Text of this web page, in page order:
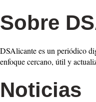
Sobre
DSAlicante es un periódico
enfoque cercano, útil y
Noticias